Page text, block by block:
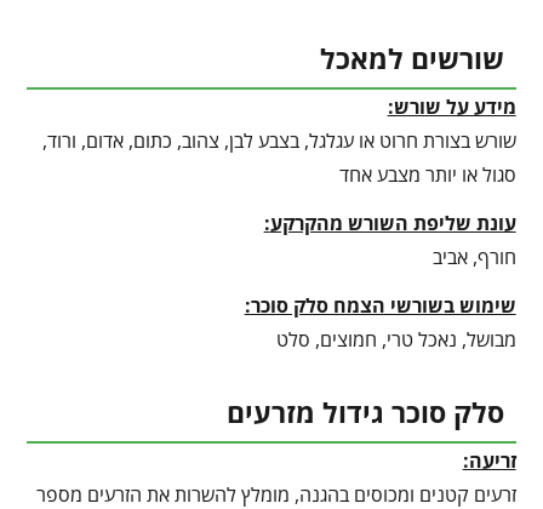
שורשים למאכל
מידע על שורש:
שורש בצורת חרוט או עגלגל, בצבע לבן, צהוב, כתום, אדום, ורוד,
סגול או יותר מצבע אחד
עונת שליפת השורש מהקרקע:
חורף, אביב
שימוש בשורשי הצמח סלק סוכר:
מבושל, נאכל טרי, חמוצים, סלט
סלק סוכר גידול מזרעים
זריעה:
זרעים קטנים ומכוסים בהגנה, מומלץ להשרות את הזרעים מספר